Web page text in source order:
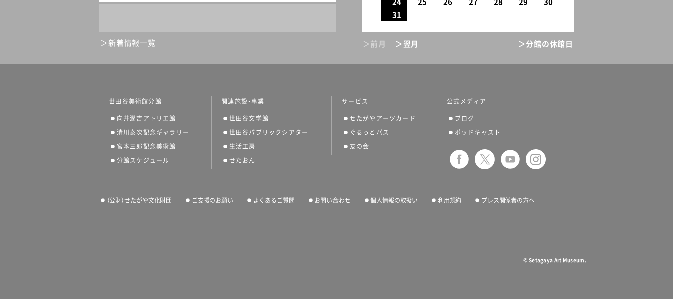
新着情報一覧
24
25 26 27 28 29
30
31
＞前月 ＞翌月 ＞分館の休館日
世田谷美術館分館
向井潤吉アトリエ館
清川泰次記念ギャラリー
宮本三郎記念美術館
分館スケジュール
関連施設・事業
世田谷文学館
世田谷パブリックシアター
生活工房
せたおん
サービス
せたがやアーツカード
ぐるっとパス
友の会
公式メディア
ブログ
ポッドキャスト
（公財）せたがや文化財団 ご支援のお願い よくあるご質問 お問い合わせ 個人情報の取扱い 利用規約 プレス関係者の方へ
© Setagaya Art Museum.